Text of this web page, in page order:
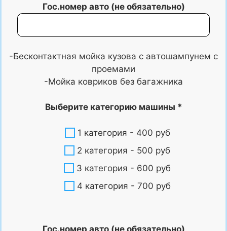
Гос.номер авто (не обязательно)
-Бесконтактная мойка кузова с автошампунем с
проемами
-Мойка ковриков без багажника
Выберите категорию машины *
1 категория - 400 руб
2 категория - 500 руб
3 категория - 600 руб
4 категория - 700 руб